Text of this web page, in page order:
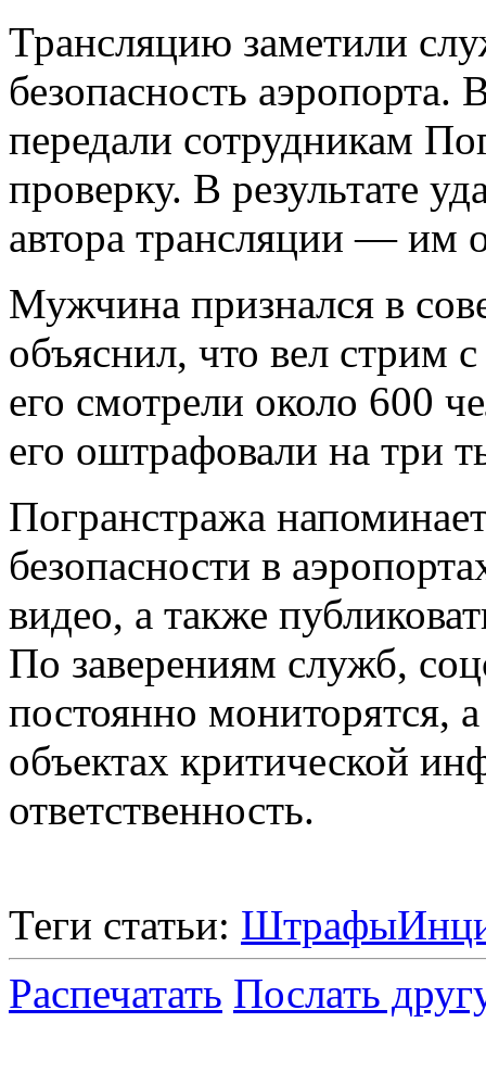
Трансляцию заметили
безопасность аэропорта.
передали сотрудникам
проверку. В результате
автора трансляции — им
Мужчина признался в
объяснил, что вел стрим
его смотрели около 600
его оштрафовали на три
Погранстража
безопасности в
видео, а также
По заверениям служб,
постоянно мониторятся,
объектах критической
ответственность.
Теги статьи: Штрафы
Распечатать Послать